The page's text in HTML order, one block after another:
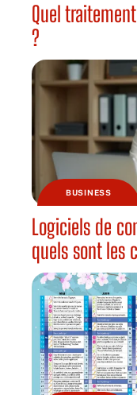
Quel
?
BUSINESS
Logiciels de
quels sont les